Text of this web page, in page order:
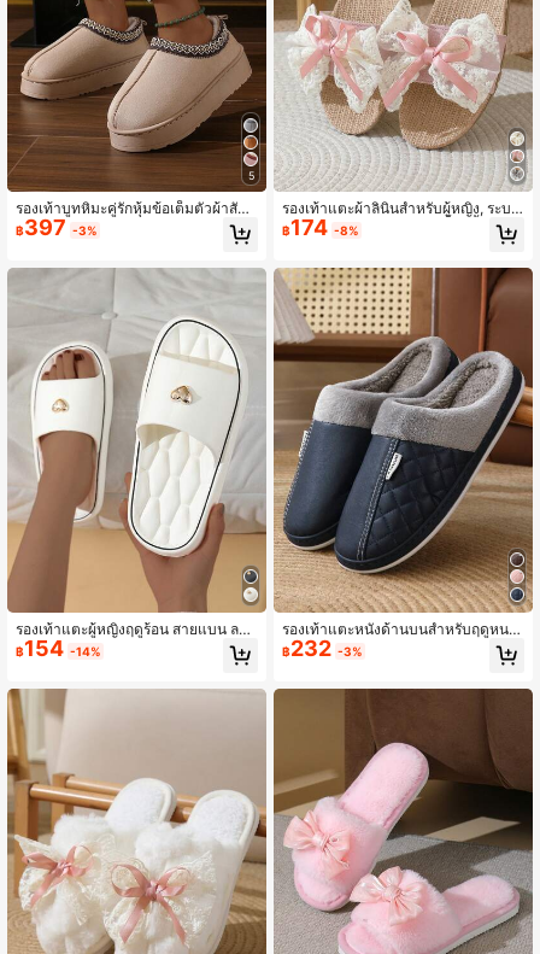
5
รองเท้าบูทหิมะคู่รักหุ้มข้อเต็มตัวผ้าสักห
ลาดปะติดปะต่อกันขายดีช่วงฤดูหนาว,
รองเท้าแตะบุผ้าหนาอบอุ่นสำหรับใส่ใน
นทานสำหรับผู้ชาย
฿397 -3%
รองเท้าแตะผู้หญิงฤดูร้อน สายแบน ลาย
หัวใจ รองเท้าแตะชายหาด ระบายอาก
าศได้ วัสดุ EVA
฿154 -14%
รองเท้าแตะผ้าลินินสำหรับผู้หญิง, ระบา
ยอากาศได้ดี, ดูดซับความชื้น, น้ำหนักเ
บา, เหมาะสำหรับใส่ในร่ม/กลางแจ้ง, ดี
ลิ, ฤดูร้อน, ฤดูใบไม้ร่วง และฤดูหนาว
฿174 -8%
รองเท้าแตะหนังด้านบนสำหรับฤดูหนา
ว, รองเท้าแตะใส่ในร่มและกลางแจ้งกัน
ลื่นอุ่นพื้นหนาแบบยูนิเซ็กซ์สำหรับใช้ใน
฿232 -3%